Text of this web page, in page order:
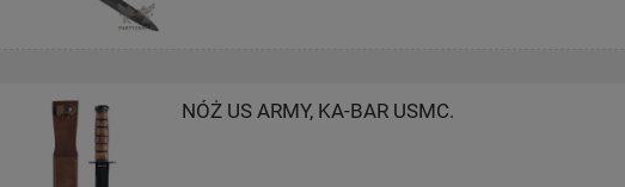
NÓŻ US ARMY, KA-BAR USMC.